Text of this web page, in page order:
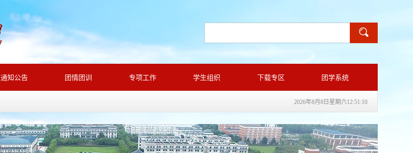
通知公告 团情团训 专项工作 学生组织 下载专区 团学系统
2026年8月8日星期六12:51:11